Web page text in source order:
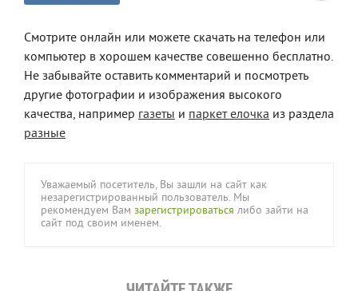
Смотрите онлайн или можете скачать на телефон или
компьютер в хорошем качестве совешенно бесплатно.
Не забывайте оставить комментарий и посмотреть
другие фотографии и изображения высокого
качества, например газеты и паркет елочка из раздела
разные
Уважаемый посетитель, Вы зашли на сайт как
незарегистрированный пользователь. Мы
рекомендуем Вам зарегистрироваться либо зайти на
сайт под своим именем.